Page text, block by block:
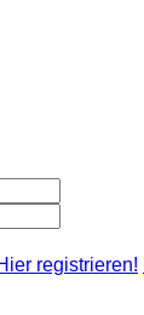
registrieren!